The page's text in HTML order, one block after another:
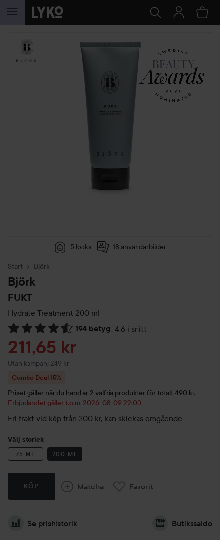
HOPPA TILL INNEHÅLLET
5 looks 18 användarbilder
Start Björk
Björk
FUKT
Hydrate Treatment 200 ml
194 betyg , 4.6 i snitt
Hoppa till Betyg & kommentarer
Reapris
211,65 kr
Utan kampanj 249 kr
Combo Deal 15%
Priset gäller när du handlar 2 valfria produkter för totalt 490 kr.
Erbjudandet gäller t.o.m. 2026-08-09 22:00
Fri frakt vid köp från 300 kr, kan skickas omgående
Välj storlek
75 ML 200 ML
KÖP Matcha Favorit
Se prishistorik Butikssaldo